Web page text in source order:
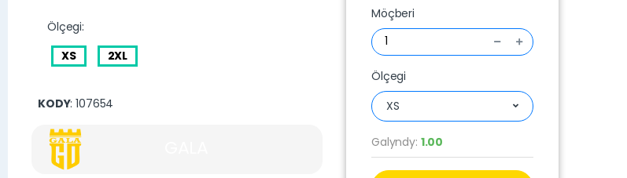
Ölçegi:
XS
2XL
KODY: 107654
Möçberi
Ölçegi
XS
Galyndy: 1.00